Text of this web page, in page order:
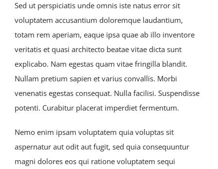
alapján
Sed ut perspiciatis unde omnis iste natus error sit
voluptatem accusantium doloremque laudantium,
totam rem aperiam, eaque ipsa quae ab illo inventore
veritatis et quasi architecto beatae vitae dicta sunt
explicabo. Nam egestas quam vitae fringilla blandit.
Nullam pretium sapien et varius convallis. Morbi
venenatis egestas consequat. Nulla facilisi. Suspendisse
potenti. Curabitur placerat imperdiet fermentum.
Nemo enim ipsam voluptatem quia voluptas sit
aspernatur aut odit aut fugit, sed quia consequuntur
magni dolores eos qui ratione voluptatem sequi